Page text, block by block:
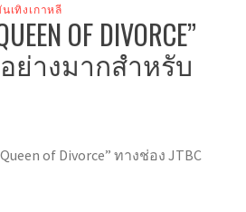
เทิงเกาหลี
OF DIVORCE”
ย่างมากสำหรับ
of Divorce” ทางช่อง JTBC